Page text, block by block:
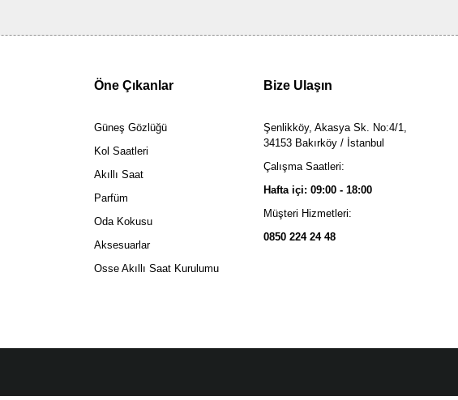
Öne Çıkanlar
Güneş Gözlüğü
Kol Saatleri
Akıllı Saat
Parfüm
Oda Kokusu
Aksesuarlar
Osse Akıllı Saat Kurulumu
Bize Ulaşın
Şenlikköy, Akasya Sk. No:4/1,
34153 Bakırköy / İstanbul
Çalışma Saatleri:
Hafta içi: 09:00 - 18:00
Müşteri Hizmetleri:
0850 224 24 48